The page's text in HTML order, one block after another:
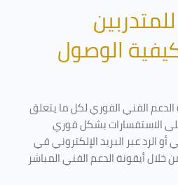
الوصول
الفني الفوري لكل ما يتعلق
الاستفسارات بشكل فوري
الرد عبر البريد الإلكتروني في
أيقونة الدعم الفني المباشر